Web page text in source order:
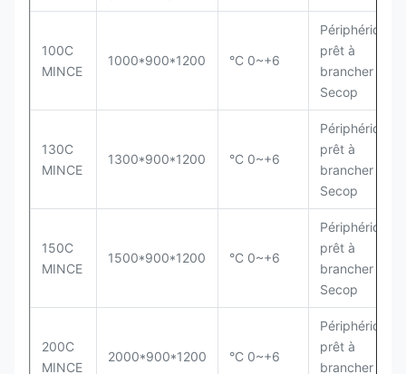
100C
MINCE
1000*900*1200 °C 0~+6
Périphérique
prêt à
brancher de
Secop
130C
MINCE
1300*900*1200 °C 0~+6
Périphérique
prêt à
brancher de
Secop
150C
MINCE
1500*900*1200 °C 0~+6
Périphérique
prêt à
brancher de
Secop
200C
MINCE
2000*900*1200 °C 0~+6
Périphérique
prêt à
brancher de